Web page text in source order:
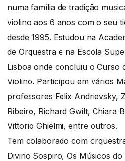
numa família de tradição
violino aos 6 anos com o seu
desde 1995. Estudou na
de Orquestra e na Escola
Lisboa onde concluiu o Curso
Violino. Participou em vários
professores Felix Andrievsky,
Ribeiro, Richard Gwilt, Chiara
Vittorio Ghielmi, entre outros.
Tem colaborado com
Divino Sospiro, Os Músicos